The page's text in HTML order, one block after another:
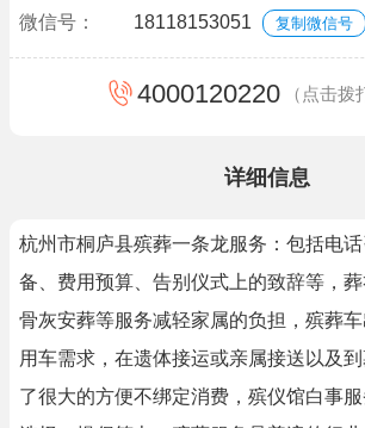
微信号： 18118153051 复制微信号
4000120220 （点击拨
详细信息
杭州市桐庐县殡葬一条龙服务：‌包括电
备、‌费用预算、‌告别仪式上的致辞等，
骨灰安葬‌等服务减轻家属的负担，殡葬
用车需求，在遗体接运或亲属接送以及
了很大的方便不绑定消费，殡仪馆白事